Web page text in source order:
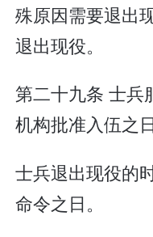
殊原因需要退出
退出现役。
第二十九条 士兵
机构批准入伍之
士兵退出现役的
命令之日。